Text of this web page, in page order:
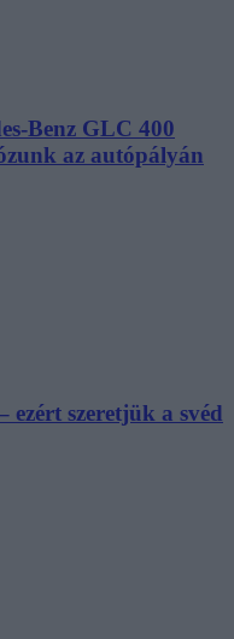
Benz GLC 400
az autópályán
szeretjük a svéd